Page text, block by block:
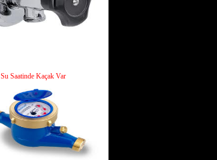
Su Saatinde Kaçak Var